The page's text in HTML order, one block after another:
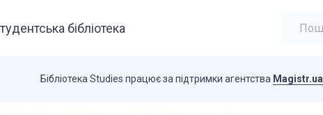
бібліотека
Бібліотека Studies працює за підтримки агентства Magistr.ua